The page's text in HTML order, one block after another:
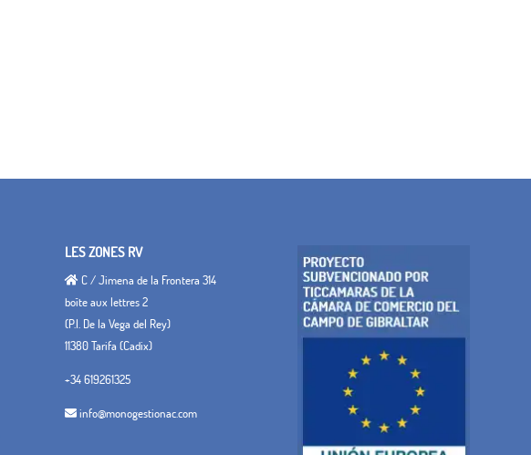
LES ZONES RV
C / Jimena de la Frontera 314
boîte aux lettres 2
(P.I. De la Vega del Rey)
11380 Tarifa (Cadix)
+34 619261325
info@monogestionac.com